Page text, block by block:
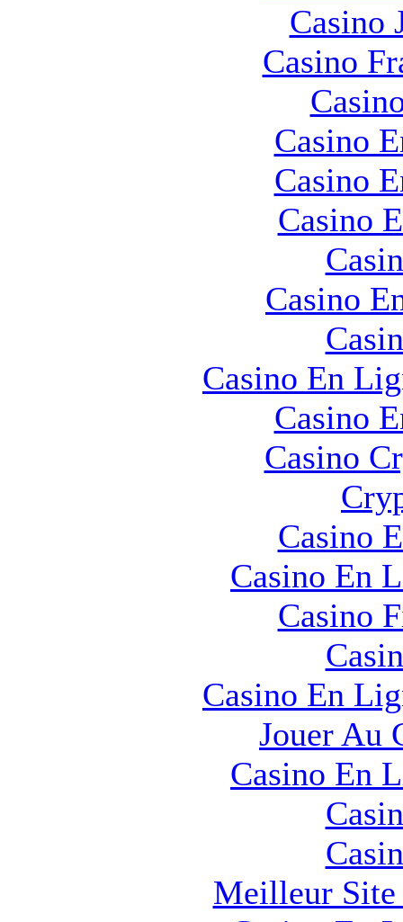
Casino
Casino
Casino
Casino
Casino
Casino
Casino En
Casino
Casino
Casino
Casino En
Casino
Casino En
Jouer Au
Casino En
Meilleur Site